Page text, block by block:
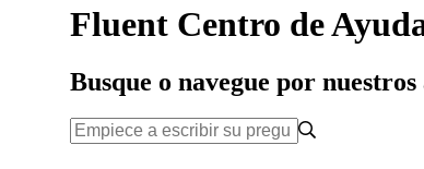
Fluent Centro de
Busque o navegue por